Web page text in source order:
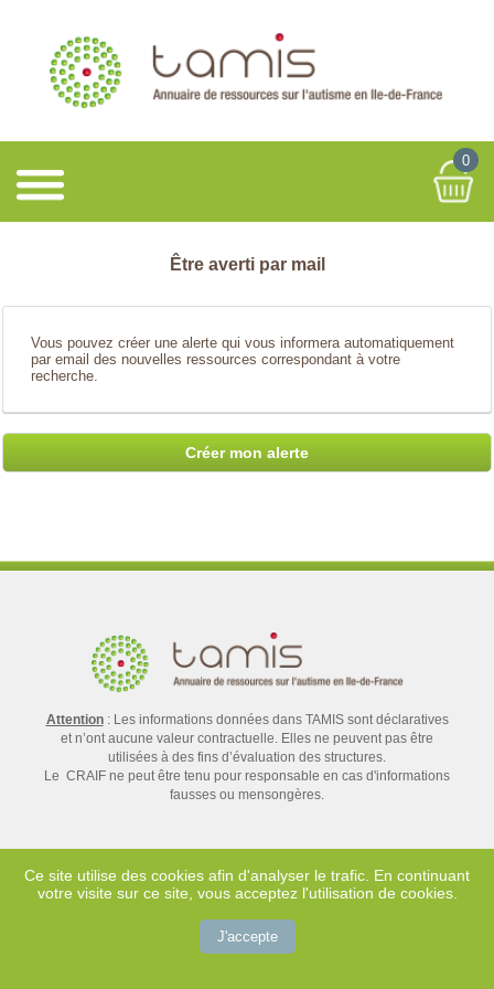
0
Être averti par mail
Vous pouvez créer une alerte qui vous informera automatiquement
par email des nouvelles ressources correspondant à votre
recherche.
Créer mon alerte
Attention: Les informations données dans TAMIS sont déclaratives
et n’ont aucune valeur contractuelle. Elles ne peuvent pas être
utilisées à des fins d’évaluation des structures.
Le CRAIF ne peut être tenu pour responsable en cas d'informations
fausses ou mensongères.
Contact
Mentions légales
Crédits
Plan du site
Ce site utilise des cookies afin d'analyser le trafic. En continuant
votre visite sur ce site, vous acceptez l'utilisation de cookies.
J'accepte